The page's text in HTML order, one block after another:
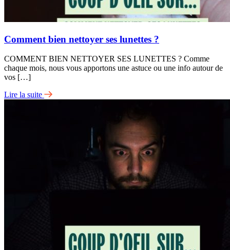
Comment bien nettoyer ses lunettes ?
COMMENT BIEN NETTOYER SES LUNETTES ? Comme
chaque mois, nous vous apportons une astuce ou une info autour de
vos […]
Lire la suite